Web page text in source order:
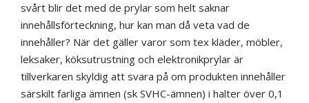
svårt blir det med de prylar som helt saknar
innehållsförteckning, hur kan man då veta vad de
innehåller? När det gäller varor som tex kläder, möbler,
leksaker, köksutrustning och elektronikprylar är
tillverkaren skyldig att svara på om produkten innehåller
särskilt farliga ämnen (sk SVHC-ämnen) i halter över 0,1